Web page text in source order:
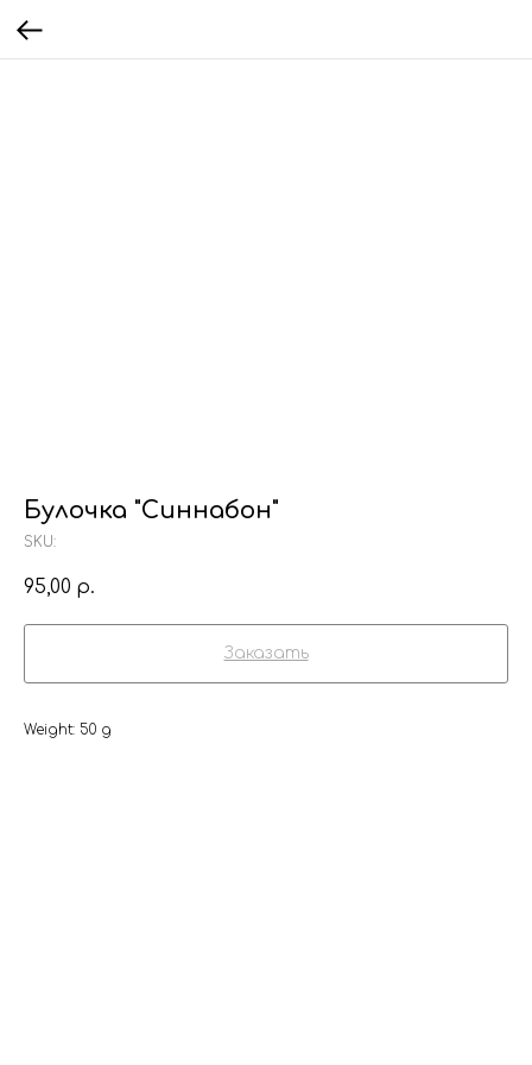
Булочка "Синнабон"
SKU:
95,00 р.
Заказать
Weight: 50 g